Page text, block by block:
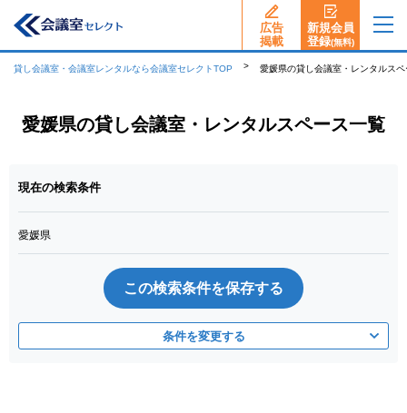
広告
揭載
新規会員
登録(無料)
貸し会議室・会議室レンタルなら会議室セレクトTOP 愛媛県の貸し会議室・レンタルス
愛媛県の貸し会議室・レンタルスペース一覧
現在の検索条件
愛媛県
この検索条件を保存する
条件を変更する